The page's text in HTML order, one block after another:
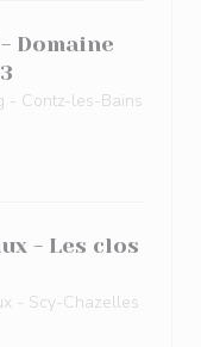
Domaine
- Contz-les-Bains
- Les clos
- Scy-Chazelles